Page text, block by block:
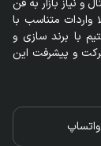
واتساپ